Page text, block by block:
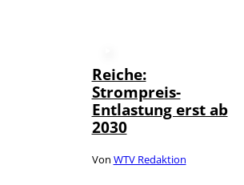
Reiche:
Strompreis-
Entlastung erst ab
2030
Von WTV Redaktion